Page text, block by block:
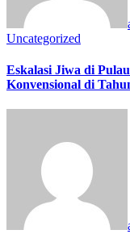
Uncategorized
Eskalasi Jiwa di
Konvensional di